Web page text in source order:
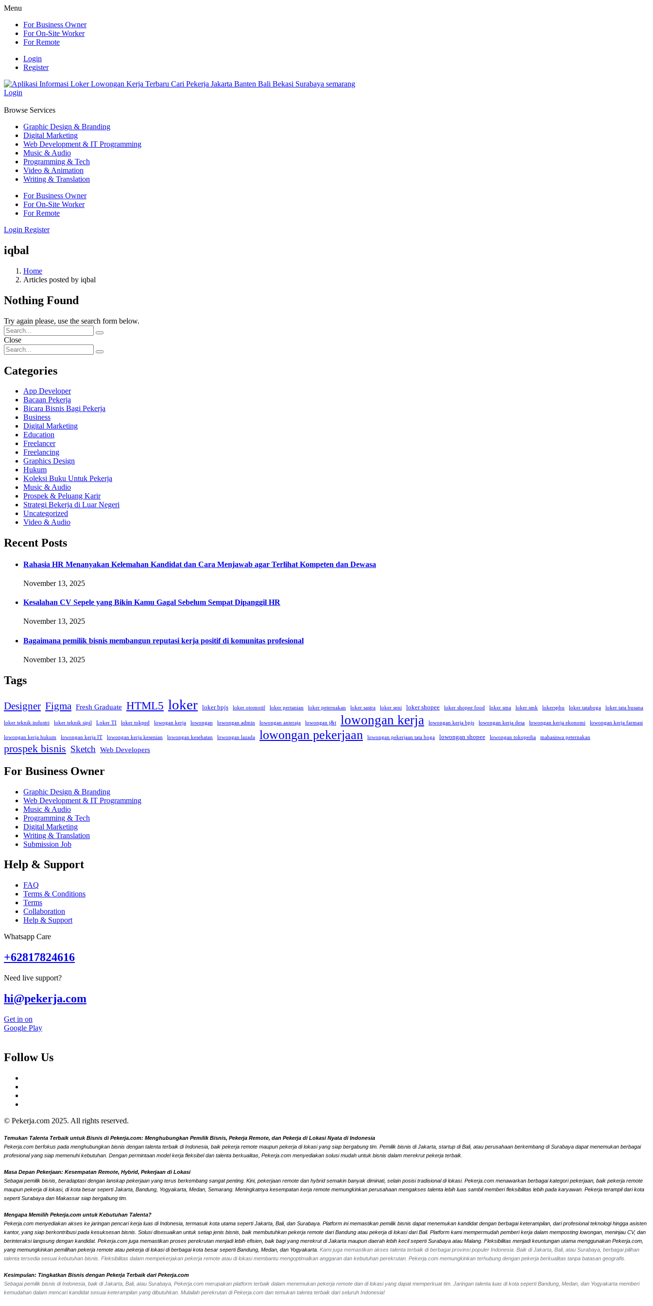
Menu
For Business Owner
For On-Site Worker
For Remote
Login
Register
Login
Browse Services
Graphic Design & Branding
Digital Marketing
Web Development & IT Programming
Music & Audio
Programming & Tech
Video & Animation
Writing & Translation
For Business Owner
For On-Site Worker
For Remote
Login Register
iqbal
Home
Articles posted by iqbal
Nothing Found
Try again please, use the search form below.
Close
Categories
App Developer
Bacaan Pekerja
Bicara Bisnis Bagi Pekerja
Business
Digital Marketing
Education
Freelancer
Freelancing
Graphics Design
Hukum
Koleksi Buku Untuk Pekerja
Music & Audio
Prospek & Peluang Karir
Strategi Bekerja di Luar Negeri
Uncategorized
Video & Audio
Recent Posts
Rahasia HR Menanyakan Kelemahan Kandidat dan Cara Menjawab agar Terlihat Kompeten dan Dewasa
November 13, 2025
Kesalahan CV Sepele yang Bikin Kamu Gagal Sebelum Sempat Dipanggil HR
November 13, 2025
Bagaimana pemilik bisnis membangun reputasi kerja positif di komunitas profesional
November 13, 2025
Tags
Designer Figma Fresh Graduate HTML5 loker loker bpjs loker otomotif loker pertanian loker peternakan loker sastra loker seni loker shopee loker shopee food loker sma loker smk lokerspbu loker tataboga loker tata busana
loker teknik industri loker teknik sipil Loker TI loker tokped lowogan kerja lowongan lowongan admin lowongan anteraja lowongan j&t lowongan kerja lowongan kerja bpjs lowongan kerja desa lowongan kerja ekonomi lowongan kerja farmasi
lowongan kerja hukum lowongan kerja IT lowongan kerja kesenian lowongan kesehatan lowongan lazada lowongan pekerjaan lowongan pekerjaan tata boga lowongan shopee lowongan tokopedia mahasiswa peternakan
prospek bisnis Sketch Web Developers
For Business Owner
Graphic Design & Branding
Web Development & IT Programming
Music & Audio
Programming & Tech
Digital Marketing
Writing & Translation
Submission Job
Help & Support
FAQ
Terms & Conditions
Terms
Collaboration
Help & Support
Whatsapp Care
+62817824616
Need live support?
hi@pekerja.com
Get in on
Google Play
Follow Us
© Pekerja.com 2025. All rights reserved.
Temukan Talenta Terbaik untuk Bisnis di Pekerja.com: Menghubungkan Pemilik Bisnis, Pekerja Remote, dan Pekerja di Lokasi Nyata di Indonesia
Pekerja.com berfokus pada menghubungkan bisnis dengan talenta terbaik di Indonesia, baik pekerja remote maupun pekerja di lokasi yang siap bergabung tim. Pemilik bisnis di Jakarta, startup di Bali, atau perusahaan berkembang di Surabaya dapat menemukan berbagai
profesional yang siap memenuhi kebutuhan. Dengan permintaan model kerja fleksibel dan talenta berkualitas, Pekerja.com menyediakan solusi mudah untuk bisnis dalam merekrut pekerja terbaik.
Masa Depan Pekerjaan: Kesempatan Remote, Hybrid, Pekerjaan di Lokasi
Sebagai pemilik bisnis, beradaptasi dengan lanskap pekerjaan yang terus berkembang sangat penting. Kini, pekerjaan remote dan hybrid semakin banyak diminati, selain posisi tradisional di lokasi. Pekerja.com menawarkan berbagai kategori pekerjaan, baik pekerja remote
maupun pekerja di lokasi, di kota besar seperti Jakarta, Bandung, Yogyakarta, Medan, Semarang. Meningkatnya kesempatan kerja remote memungkinkan perusahaan mengakses talenta lebih luas sambil memberi fleksibilitas lebih pada karyawan. Pekerja terampil dari kota
seperti Surabaya dan Makassar siap bergabung tim.
Mengapa Memilih Pekerja.com untuk Kebutuhan Talenta?
Pekerja.com menyediakan akses ke jaringan pencari kerja luas di Indonesia, termasuk kota utama seperti Jakarta, Bali, dan Surabaya. Platform ini memastikan pemilik bisnis dapat menemukan kandidat dengan berbagai keterampilan, dari profesional teknologi hingga asisten
kantor, yang siap berkontribusi pada kesuksesan bisnis. Solusi disesuaikan untuk setiap jenis bisnis, baik membutuhkan pekerja remote dari Bandung atau pekerja di lokasi dari Bali. Platform kami mempermudah pemberi kerja dalam memposting lowongan, meninjau CV, dan
berinteraksi langsung dengan kandidat. Pekerja.com juga memastikan proses perekrutan menjadi lebih efisien, baik bagi yang merekrut di Jakarta maupun daerah lebih kecil seperti Surabaya atau Malang. Fleksibilitas menjadi keuntungan utama menggunakan Pekerja.com,
yang memungkinkan pemilihan pekerja remote atau pekerja di lokasi di berbagai kota besar seperti Bandung, Medan, dan Yogyakarta. Kami juga memastikan akses talenta terbaik di berbagai provinsi populer Indonesia. Baik di Jakarta, Bali, atau Surabaya, berbagai pilihan
talenta tersedia sesuai kebutuhan bisnis. Fleksibilitas dalam mempekerjakan pekerja remote atau di lokasi membantu mengoptimalkan anggaran dan kebutuhan perekrutan. Pekerja.com memungkinkan terhubung dengan pekerja berkualitas tanpa batasan geografis.
Kesimpulan: Tingkatkan Bisnis dengan Pekerja Terbaik dari Pekerja.com
Sebagai pemilik bisnis di Indonesia, baik di Jakarta, Bali, atau Surabaya, Pekerja.com merupakan platform terbaik dalam menemukan pekerja remote dan di lokasi yang dapat memperkuat tim. Jaringan talenta luas di kota seperti Bandung, Medan, dan Yogyakarta memberi
kemudahan dalam mencari kandidat sesuai keterampilan yang dibutuhkan. Mulailah perekrutan di Pekerja.com dan temukan talenta terbaik dari seluruh Indonesia!